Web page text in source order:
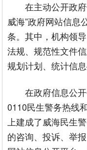
在主动公开政府
威海”政府网站信息
条。其中，机构领
法规、规范性文件
规划计划、统计信息
在政府信息公开
0110民生警务热线
上建成了威海民生
的咨询、投诉、举